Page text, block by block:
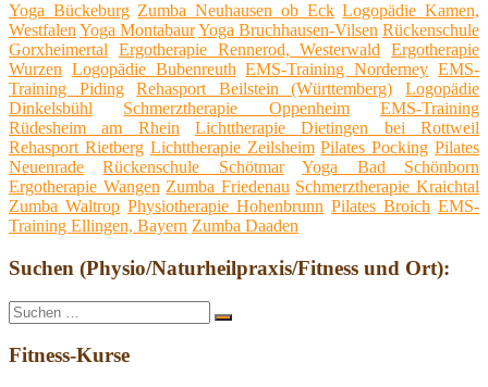
Yoga Bückeburg Zumba Neuhausen ob Eck Logopädie Kamen,
Westfalen Yoga MontabaurYoga Bruchhausen-Vilsen Rückenschule
Gorxheimertal
Ergotherapie Rennerod, Westerwald
Ergotherapie
Wurzen Logopädie Bubenreuth EMS-Training Norderney EMS-
Training Piding
Rehasport Beilstein (Württemberg)
Logopädie
Dinkelsbühl
Schmerztherapie Oppenheim
EMS-Training
Rüdesheim am Rhein
Lichttherapie Dietingen bei Rottweil
Rehasport Rietberg Lichttherapie Zeilsheim Pilates Pocking Pilates
Neuenrade
Rückenschule Schötmar
Yoga Bad Schönborn
Ergotherapie Wangen Zumba Friedenau Schmerztherapie Kraichtal
Zumba Waltrop Physiotherapie Hohenbrunn Pilates Broich EMS-
Training Ellingen, Bayern Zumba Daaden
Suchen (Physio/Naturheilpraxis/Fitness und Ort):
Suche
nach:
Suchen
Fitness-Kurse